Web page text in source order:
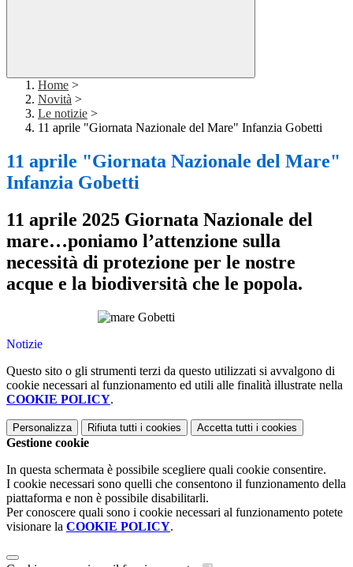
Home >
Novità >
Le notizie >
11 aprile "Giornata Nazionale del Mare" Infanzia Gobetti
11 aprile "Giornata Nazionale del Mare"
Infanzia Gobetti
11 aprile 2025 Giornata Nazionale del
mare…poniamo l’attenzione sulla
necessità di protezione per le nostre
acque e la biodiversità che le popola.
Notizie
Questo sito o gli strumenti terzi da questo utilizzati si avvalgono di
cookie necessari al funzionamento ed utili alle finalità illustrate nella
COOKIE POLICY.
Personalizza Rifiuta tutti i cookies Accetta tutti i cookies
Gestione cookie
In questa schermata è possibile scegliere quali cookie consentire.
I cookie necessari sono quelli che consentono il funzionamento della
piattaforma e non è possibile disabilitarli.
Per conoscere quali sono i cookie necessari al funzionamento potete
visionare la COOKIE POLICY.